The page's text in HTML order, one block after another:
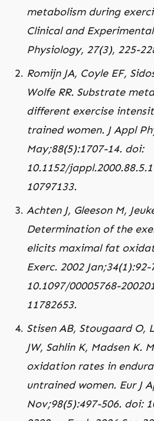
metabolism during
Clinical and
Physiology, 27(3), 225-
Romijn JA, Coyle EF,
Wolfe RR. Substrate
different exercise
trained women. J Appl
May;88(5):1707-14. doi:
10.1152/
10797133.
Achten J, Gleeson M,
Determination of the
elicits maximal fat
Exerc. 2002
10.1097/00005768-
11782653.
Stisen AB, Stougaard O,
JW, Sahlin K, Madsen K.
oxidation rates in
untrained women. Eur J
Nov;98(5):497-506. doi: